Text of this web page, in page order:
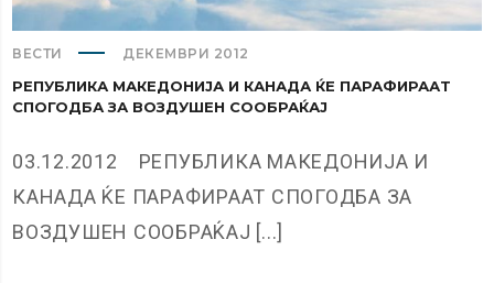
ВЕСТИ ДЕКЕМВРИ 2012
РЕПУБЛИКА МАКЕДОНИЈА И КАНАДА ЌЕ ПАРАФИРААТ
СПОГОДБА ЗА ВОЗДУШЕН СООБРАЌАЈ
03.12.2012 РЕПУБЛИКА МАКЕДОНИЈА И
КАНАДА ЌЕ ПАРАФИРААТ СПОГОДБА ЗА
ВОЗДУШЕН СООБРАЌАЈ [...]